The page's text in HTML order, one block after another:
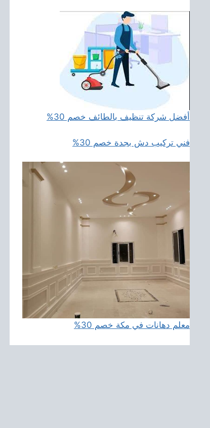
أفضل شركة تنظيف بالطائف خصم 30%
فني تركيب دش بجدة خصم 30%
معلم دهانات في مكة خصم 30%